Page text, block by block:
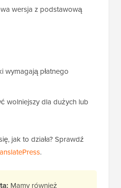
wersja z podstawową
wymagają płatnego
wolniejszy dla dużych lub
jak to działa? Sprawdź
.
Mamy również